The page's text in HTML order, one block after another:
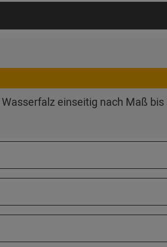
einseitig nach Maß